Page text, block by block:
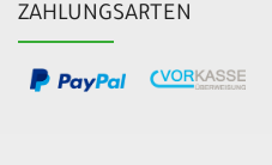
ZAHLUNGSARTEN